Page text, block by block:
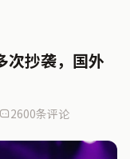
次抄袭，国外
2600条评论